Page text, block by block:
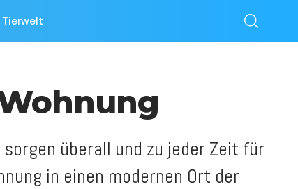
Tierwelt
überall und zu jeder Zeit für
in einen modernen Ort der